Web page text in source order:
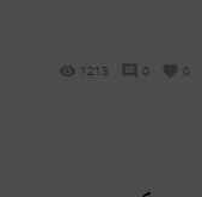
1213 0 0